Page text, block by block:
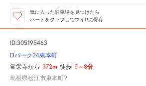
気に入った駐車場を見つけたら
ハートをタップしてマイPに保存
ID:305195463
Dパーク24東本町
常栄寺から 372m 徒歩 5～8分
島根県松江市東本町?